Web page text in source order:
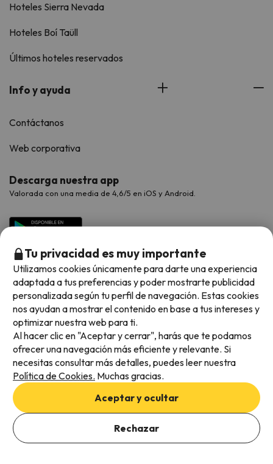
Añade las fechas para comprobar la disponibilidad
Añadir fechas
Hoteles Sierra Nevada
Hoteles Boí Taüll
Últimos hoteles reservados
Info y ayuda
Contáctanos
Web corporativa
Descarga nuestra app
Valorada con una media de 4,6/5 en iOS y Android.
Métodos de pago disponibles
Condiciones generales
Privacidad de datos
Política de cookies
Tu privacidad es muy importante
Utilizamos cookies únicamente para darte una experiencia
adaptada a tus preferencias y poder mostrarte publicidad
personalizada según tu perfil de navegación. Estas cookies
nos ayudan a mostrar el contenido en base a tus intereses y
optimizar nuestra web para ti.
Al hacer clic en "Aceptar y cerrar", harás que te podamos
ofrecer una navegación más eficiente y relevante. Si
necesitas consultar más detalles, puedes leer nuestra
Política de Cookies. Muchas gracias.
Aceptar y ocultar
Rechazar